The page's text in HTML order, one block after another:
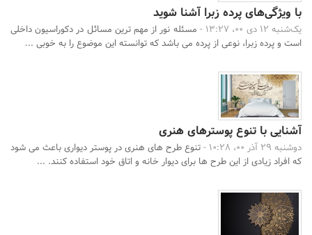
با ویژگی‌های پرده زبرا آشنا شوید
یک‌شنبه 12 دی 00، 13:27 -
مسئله نور از مهم ترین مسائل در دکوراسیون داخلی
است و پرده زبرا، نوعی از پرده می باشد که توانسته این موضوع را به خوبی ...
آشنایی با تنوع پوسترهای هنری
دوشنبه 29 آذر 00، 10:28 -
تنوع طرح های هنری در پوستر دیواری باعث می شود
که افراد زیادی از این طرح ها برای دیوار خانه و اتاق خود استفاده کنند. ...